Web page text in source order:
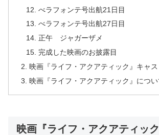
べラフォンテ号出航21日目
べラフォンテ号出航27日目
正午 ジャガーザメ
完成した映画のお披露目
映画『ライフ・アクアティック』キャス
映画『ライフ・アクアティック』につい
映画『ライフ・アクアティッ